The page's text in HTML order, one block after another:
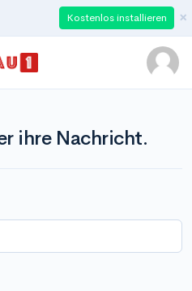
Kostenlos installieren ×
ihre Nachricht.